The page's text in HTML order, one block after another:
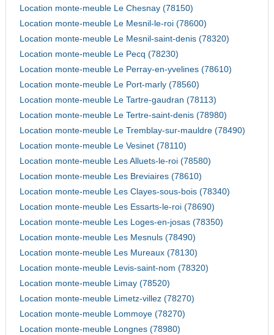
Location monte-meuble Le Chesnay (78150)
Location monte-meuble Le Mesnil-le-roi (78600)
Location monte-meuble Le Mesnil-saint-denis (78320)
Location monte-meuble Le Pecq (78230)
Location monte-meuble Le Perray-en-yvelines (78610)
Location monte-meuble Le Port-marly (78560)
Location monte-meuble Le Tartre-gaudran (78113)
Location monte-meuble Le Tertre-saint-denis (78980)
Location monte-meuble Le Tremblay-sur-mauldre (78490)
Location monte-meuble Le Vesinet (78110)
Location monte-meuble Les Alluets-le-roi (78580)
Location monte-meuble Les Breviaires (78610)
Location monte-meuble Les Clayes-sous-bois (78340)
Location monte-meuble Les Essarts-le-roi (78690)
Location monte-meuble Les Loges-en-josas (78350)
Location monte-meuble Les Mesnuls (78490)
Location monte-meuble Les Mureaux (78130)
Location monte-meuble Levis-saint-nom (78320)
Location monte-meuble Limay (78520)
Location monte-meuble Limetz-villez (78270)
Location monte-meuble Lommoye (78270)
Location monte-meuble Longnes (78980)